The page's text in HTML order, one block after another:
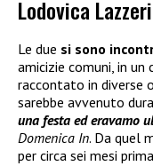
Lodovica
Le due si sono
amicizie comuni, in
raccontato in diverse
sarebbe avvenuto
una festa ed eravamo
Domenica In. Da quel
per circa sei mesi